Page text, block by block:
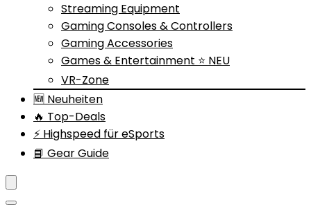
Streaming Equipment
Gaming Consoles & Controllers
Gaming Accessories
Games & Entertainment ⭐ NEU
VR-Zone
🆕 Neuheiten
🔥 Top-Deals
⚡ Highspeed für eSports
📘 Gear Guide